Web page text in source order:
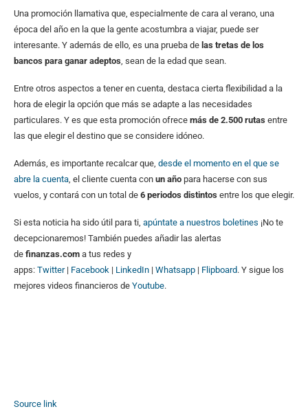
Una promoción llamativa que, especialmente de cara al verano, una
época del año en la que la gente acostumbra a viajar, puede ser
interesante. Y además de ello, es una prueba de las tretas de los
bancos para ganar adeptos , sean de la edad que sean.
Entre otros aspectos a tener en cuenta, destaca cierta flexibilidad a la
hora de elegir la opción que más se adapte a las necesidades
particulares. Y es que esta promoción ofrece más de 2.500 rutas entre
las que elegir el destino que se considere idóneo.
Además, es importante recalcar que, desde el momento en el que se
abre la cuenta , el cliente cuenta con un año para hacerse con sus
vuelos, y contará con un total de 6 periodos distintos entre los que elegir.
Si esta noticia ha sido útil para ti, apúntate a nuestros boletines ¡No te
decepcionaremos! También puedes añadir las alertas
de finanzas.com a tus redes y
apps: Twitter| Facebook | LinkedIn | Whatsapp | Flipboard. Y sigue los
mejores videos financieros de Youtube.
Source link